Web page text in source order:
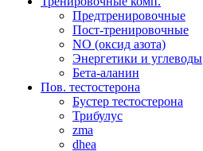
Предтренировочные
Пост-тренировочные
NO (оксид азота)
Энергетики и углеводы
Бета-аланин
Пов. тестостерона
Бустер тестостерона
Трибулус
zma
dhea